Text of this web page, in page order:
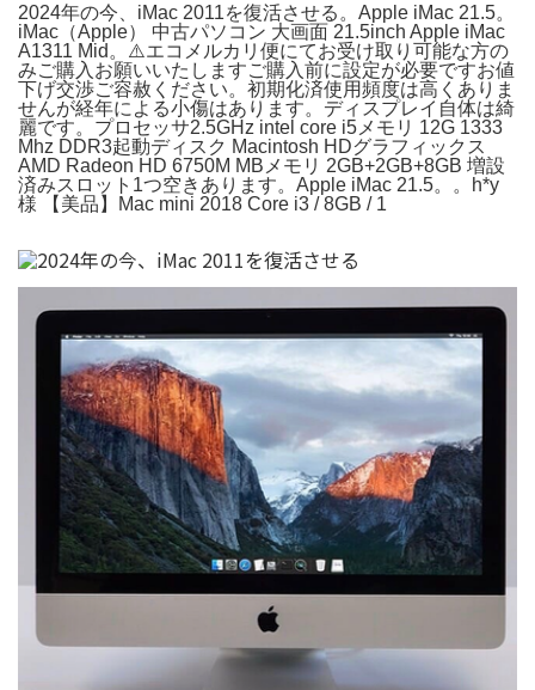
2024年の今、iMac 2011を復活させる。Apple iMac 21.5。
iMac（Apple） 中古パソコン 大画面 21.5inch Apple iMac
A1311 Mid。⚠️エコメルカリ便にてお受け取り可能な方の
みご購入お願いいたしますご購入前に設定が必要ですお値
下げ交渉ご容赦ください。初期化済使用頻度は高くありま
せんが経年による小傷はあります。ディスプレイ自体は綺
麗です。プロセッサ2.5GHz intel core i5メモリ 12G 1333
Mhz DDR3起動ディスク Macintosh HDグラフィックス
AMD Radeon HD 6750M MBメモリ 2GB+2GB+8GB 増設
済みスロット1つ空きあります。Apple iMac 21.5。。h*y
様 【美品】Mac mini 2018 Core i3 / 8GB / 1